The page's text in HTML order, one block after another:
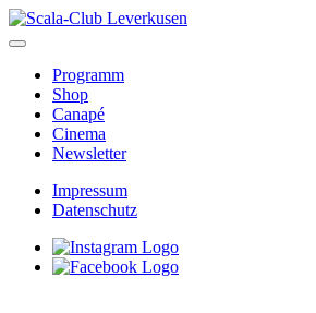
Skip
to
Programm
Shop
Canapé
Cinema
Newsletter
Impressum
Datenschutz